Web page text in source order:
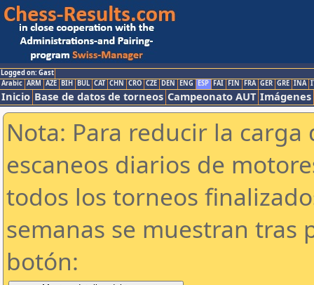
Logged on: Gast
Arabic ARM AZE BIH BUL CAT CHN CRO CZE DEN ENG ESP FAI FIN FRA GER GRE INA
Inicio Base de datos de torneos Campeonato AUT Imágenes
Nota: Para reducir la
escaneos diarios de
todos los torneos
semanas se muestran tras
botón: